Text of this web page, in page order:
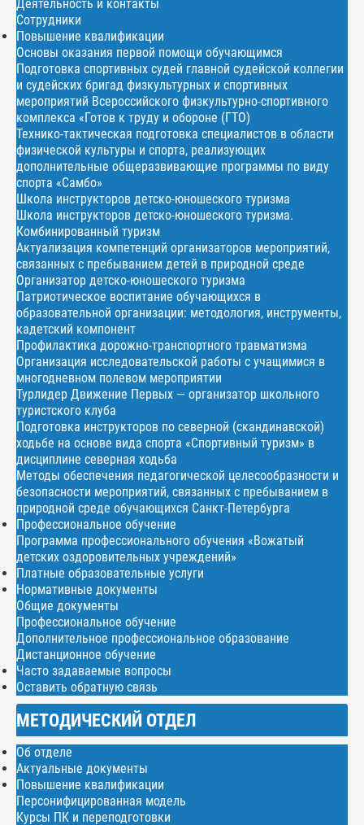
Деятельность и контакты
Сотрудники
Повышение квалификации
Основы оказания первой помощи обучающимся
Подготовка спортивных судей главной судейской коллегии
и судейских бригад физкультурных и спортивных
мероприятий Всероссийского физкультурно-спортивного
комплекса «Готов к труду и обороне (ГТО)
Технико-тактическая подготовка специалистов в области
физической культуры и спорта, реализующих
дополнительные общеразвивающие программы по виду
спорта «Самбо»
Школа инструкторов детско-юношеского туризма
Школа инструкторов детско-юношеского туризма.
Комбинированный туризм
Актуализация компетенций организаторов мероприятий,
связанных с пребыванием детей в природной среде
Организатор детско-юношеского туризма
Патриотическое воспитание обучающихся в
образовательной организации: методология, инструменты,
кадетский компонент
Профилактика дорожно-транспортного травматизма
Организация исследовательской работы с учащимися в
многодневном полевом мероприятии
Турлидер Движение Первых — организатор школьного
туристского клуба
Подготовка инструкторов по северной (скандинавской)
ходьбе на основе вида спорта «Спортивный туризм» в
дисциплине северная ходьба
Методы обеспечения педагогической целесообразности и
безопасности мероприятий, связанных с пребыванием в
природной среде обучающихся Санкт-Петербурга
Профессиональное обучение
Программа профессионального обучения «Вожатый
детских оздоровительных учреждений»
Платные образовательные услуги
Нормативные документы
Общие документы
Профессиональное обучение
Дополнительное профессиональное образование
Дистанционное обучение
Часто задаваемые вопросы
Оставить обратную связь
МЕТОДИЧЕСКИЙ ОТДЕЛ
Об отделе
Актуальные документы
Повышение квалификации
Персонифицированная модель
Курсы ПК и переподготовки